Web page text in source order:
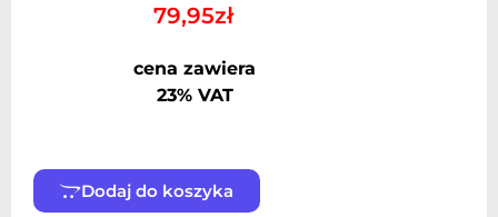
79,95zł
cena zawiera
23% VAT
Dodaj do koszyka